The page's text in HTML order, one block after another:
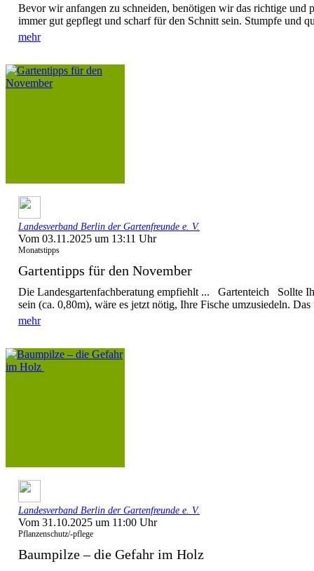
Bevor wir anfangen zu schneiden, benötigen wir das richtige und
immer gut gepflegt und scharf für den Schnitt sein. Stumpfe und
mehr
Landesverband Berlin der Gartenfreunde e. V.
Vom 03.11.2025 um 13:11 Uhr
Monatstipps
Gartentipps für den November
Die Landesgartenfachberatung empfiehlt ... Gartenteich Sollte
sein (ca. 0,80m), wäre es jetzt nötig, Ihre Fische umzusiedeln.
mehr
Landesverband Berlin der Gartenfreunde e. V.
Vom 31.10.2025 um 11:00 Uhr
Pflanzenschutz/-pflege
Baumpilze – die Gefahr im Holz